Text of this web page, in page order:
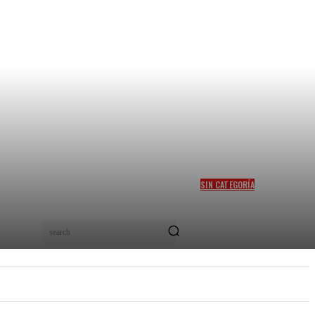
search
SIN CATEGORÍA